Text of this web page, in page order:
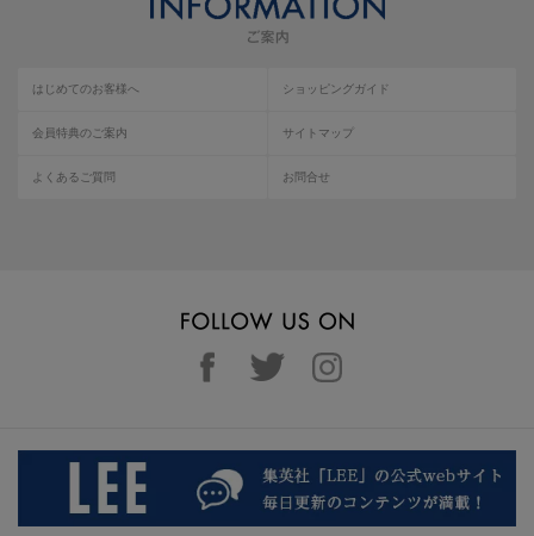
はじめてのお客様へ ショッピングガイド
会員特典のご案内 サイトマップ
よくあるご質問 お問合せ